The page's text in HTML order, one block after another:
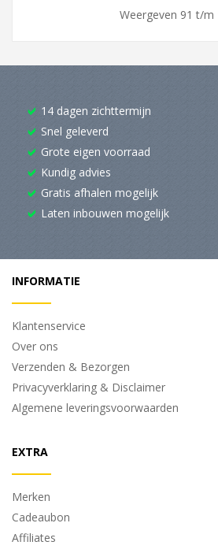
Weergeven 91 t/
14 dagen zichttermijn
Snel geleverd
Grote eigen voorraad
Kundig advies
Gratis afhalen mogelijk
Laten inbouwen mogelijk
INFORMATIE
Klantenservice
Over ons
Verzenden & Bezorgen
Privacyverklaring & Disclaimer
Algemene leveringsvoorwaarden
EXTRA
Merken
Cadeaubon
Affiliates